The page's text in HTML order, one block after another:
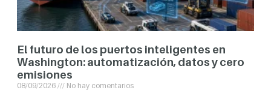
El futuro de los puertos inteligentes en
Washington: automatización, datos y cero
emisiones
08/09/2026 No hay comentarios